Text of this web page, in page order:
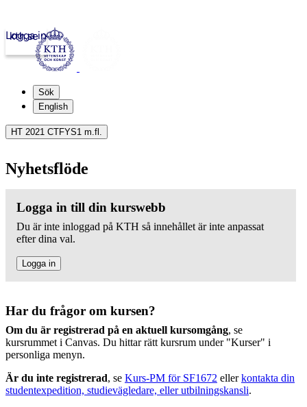
kth.se
Logga in
Sök
English
HT 2021 CTFYS1 m.fl.
Nyhetsflöde
Logga in till din kurswebb
Du är inte inloggad på KTH så innehållet är inte anpassat
efter dina val.
Logga in
Har du frågor om kursen?
Om du är registrerad på en aktuell kursomgång, se
kursrummet i Canvas. Du hittar rätt kursrum under "Kurser" i
personliga menyn.
Är du inte registrerad, se Kurs-PM för SF1672 ellerkontakta din
studentexpedition, studievägledare, eller utbilningskansli.